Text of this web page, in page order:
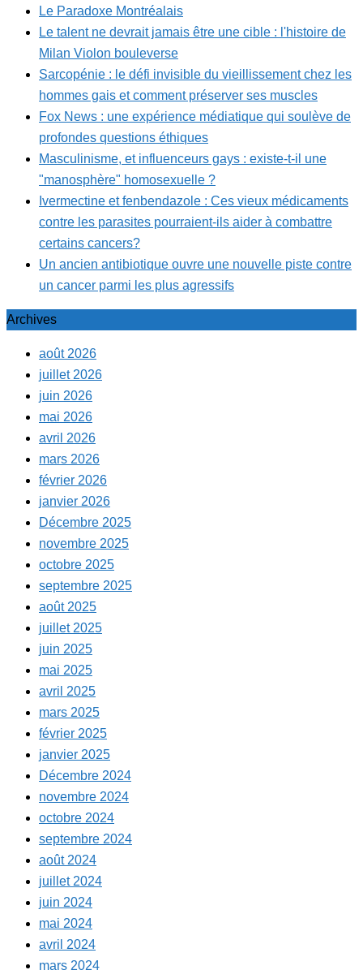
Le Paradoxe Montréalais
Le talent ne devrait jamais être une cible : l'histoire de
Milan Violon bouleverse
Sarcopénie : le défi invisible du vieillissement chez les
hommes gais et comment préserver ses muscles
Fox News : une expérience médiatique qui soulève de
profondes questions éthiques
Masculinisme, et influenceurs gays : existe-t-il une
"manosphère" homosexuelle ?
Ivermectine et fenbendazole : Ces vieux médicaments
contre les parasites pourraient-ils aider à combattre
certains cancers?
Un ancien antibiotique ouvre une nouvelle piste contre
un cancer parmi les plus agressifs
Archives
août 2026
juillet 2026
juin 2026
mai 2026
avril 2026
mars 2026
février 2026
janvier 2026
Décembre 2025
novembre 2025
octobre 2025
septembre 2025
août 2025
juillet 2025
juin 2025
mai 2025
avril 2025
mars 2025
février 2025
janvier 2025
Décembre 2024
novembre 2024
octobre 2024
septembre 2024
août 2024
juillet 2024
juin 2024
mai 2024
avril 2024
mars 2024